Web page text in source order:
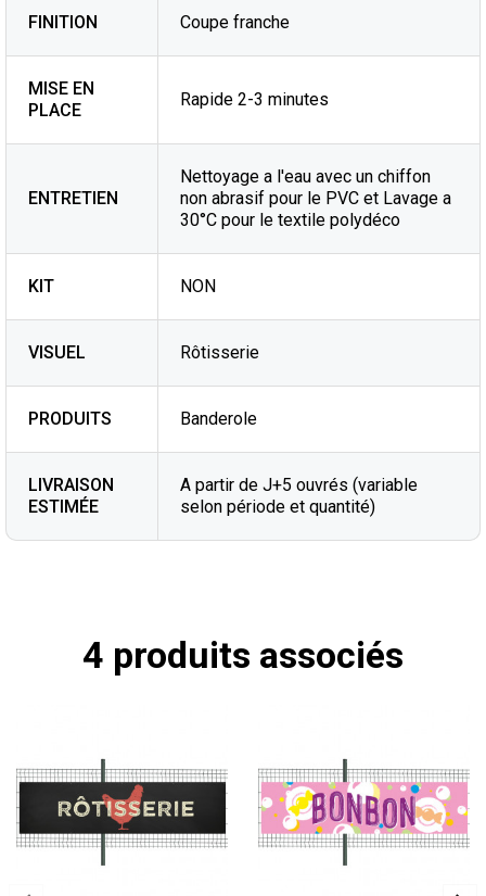
FINITION Coupe franche
MISE EN
PLACE
Rapide 2-3 minutes
ENTRETIEN
Nettoyage a l'eau avec un chiffon
non abrasif pour le PVC et Lavage a
30°C pour le textile polydéco
KIT NON
VISUEL Rôtisserie
PRODUITS Banderole
LIVRAISON
ESTIMÉE
A partir de J+5 ouvrés (variable
selon période et quantité)
4 produits associés